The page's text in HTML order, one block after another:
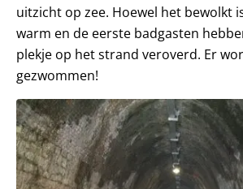
uitzicht op zee. Hoewel het bewolkt
warm en de eerste badgasten
plekje op het strand veroverd. Er
gezwommen!